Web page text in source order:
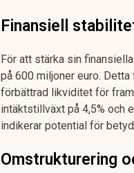
Finansiell
För att stärka sin
på 600 miljoner euro.
förbättrad likviditet för
intäktstillväxt på 4,5% och
indikerar potential för
Omstrukturering